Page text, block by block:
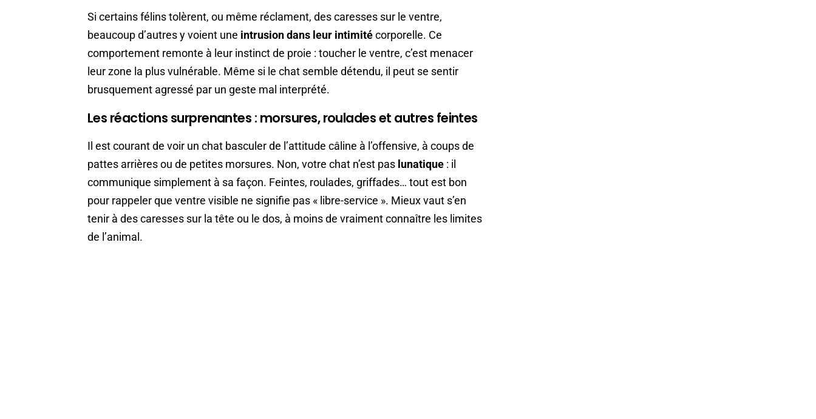
Si certains félins tolèrent, ou même réclament, des caresses sur le ventre,
beaucoup d’autres y voient une intrusion dans leur intimitécorporelle. Ce
comportement remonte à leur instinct de proie : toucher le ventre, c’est menacer
leur zone la plus vulnérable. Même si le chat semble détendu, il peut se sentir
brusquement agressé par un geste mal interprété.
Les réactions surprenantes : morsures, roulades et autres feintes
Il est courant de voir un chat basculer de l’attitude câline à l’offensive, à coups de
pattes arrières ou de petites morsures. Non, votre chat n’est pas lunatique : il
communique simplement à sa façon. Feintes, roulades, griffades… tout est bon
pour rappeler que ventre visible ne signifie pas « libre-service ». Mieux vaut s’en
tenir à des caresses sur la tête ou le dos, à moins de vraiment connaître les limites
de l’animal.